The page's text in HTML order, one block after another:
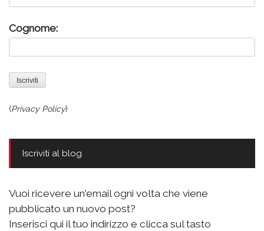
Cognome:
(Privacy Policy)
Iscriviti al blog
Vuoi ricevere un'email ogni volta che viene
pubblicato un nuovo post?
Inserisci qui il tuo indirizzo e clicca sul tasto